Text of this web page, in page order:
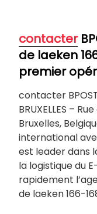
contacter
de laeken
premier
contacter
BRUXELLES –
Bruxelles,
international
est leader dans
la logistique du
rapidement
de laeken 166-